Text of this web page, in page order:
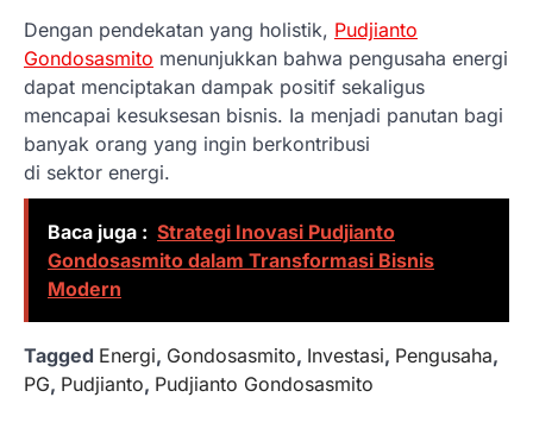
Dengan pendekatan yang holistik, Pudjianto
Gondosasmito menunjukkan bahwa pengusaha energi
dapat menciptakan dampak positif sekaligus
mencapai kesuksesan bisnis. Ia menjadi panutan bagi
banyak orang yang ingin berkontribusi
di sektor energi.
Baca juga : Strategi Inovasi Pudjianto
Gondosasmito dalam Transformasi Bisnis
Modern
Tagged Energi, Gondosasmito, Investasi, Pengusaha,
PG, Pudjianto, Pudjianto Gondosasmito